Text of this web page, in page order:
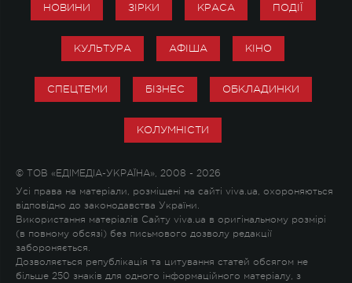
НОВИНИ ЗІРКИ КРАСА ПОДІЇ
КУЛЬТУРА АФІША КІНО
СПЕЦТЕМИ БІЗНЕС ОБКЛАДИНКИ
КОЛУМНІСТИ
© ТОВ «ЕДІМЕДІА-УКРАЇНА», 2008 - 2026
Усі права на матеріали, розміщені на сайті viva.ua, охороняються
відповідно до законодавства України.
Використання матеріалів Сайту viva.ua в оригінальному розмірі
(в повному обсязі) без письмового дозволу редакції
забороняється.
Дозволяється републікація та цитування статей обсягом не
більше 250 знаків для одного інформаційного матеріалу, з